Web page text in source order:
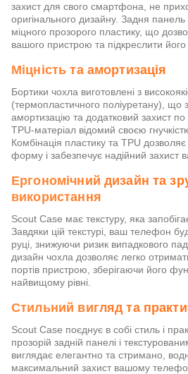
захист для свого смартфона, не
оригінального дизайну. Задня
міцного прозорого пластику, що
вашого пристрою та підкреслити
Міцність та амортизація
Бортики чохла виготовлені з
(термопластичного поліуретану), що
амортизацію та додатковий захист
TPU-матеріал відомий своєю гнучкістю
Комбінація пластику та TPU
форму і забезпечує надійний захист
Ергономічний дизайн та
використання
Scout Case має текстуру, яка
Завдяки цій текстурі, ваш телефон
руці, знижуючи ризик випадкового
дизайн чохла дозволяє легко
портів пристрою, зберігаючи його
найвищому рівні.
Стильний вигляд та
Scout Case поєднує в собі стиль і
прозорій задній панелі і
виглядає елегантно та стримано,
максимальний захист вашому